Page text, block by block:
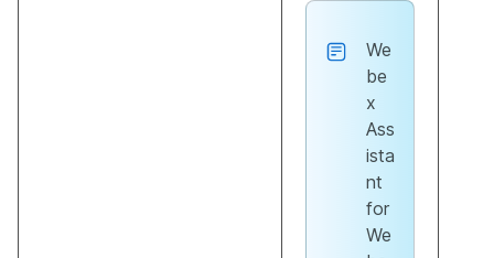
We
be
x
Ass
ista
nt
for
We